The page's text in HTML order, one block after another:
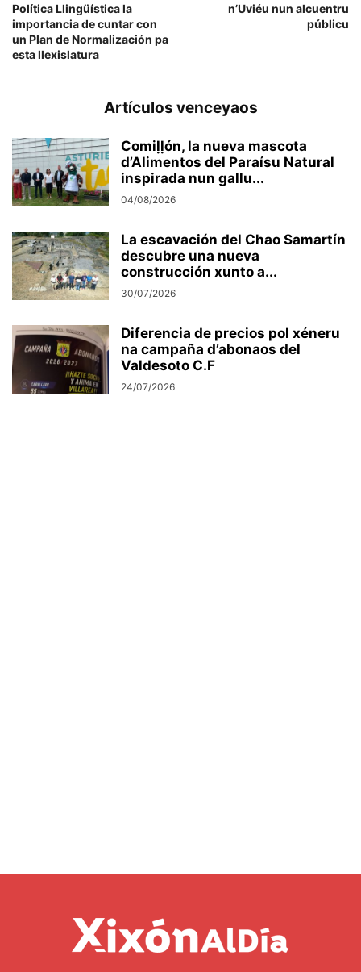
Política Llingüística la
importancia de cuntar con
un Plan de Normalización pa
esta llexislatura
n’Uviéu nun alcuentru
públicu
Artículos venceyaos
Comiḷḷón, la nueva mascota
d’Alimentos del Paraísu Natural
inspirada nun gallu...
04/08/2026
La escavación del Chao Samartín
descubre una nueva
construcción xunto a...
30/07/2026
Diferencia de precios pol xéneru
na campaña d’abonaos del
Valdesoto C.F
24/07/2026